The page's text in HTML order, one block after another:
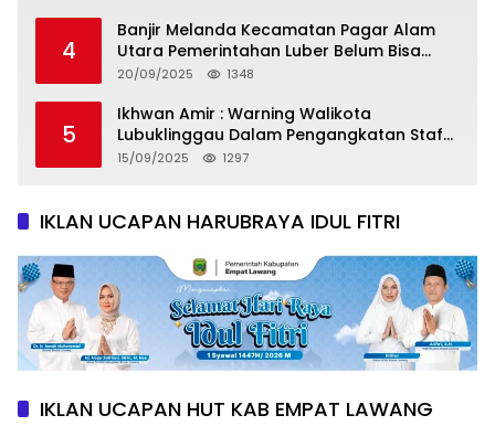
4
Banjir Melanda Kecamatan Pagar Alam
Utara Pemerintahan Luber Belum Bisa
Mengatasi Banjir
20/09/2025 1348
5
Ikhwan Amir : Warning Walikota
Lubuklinggau Dalam Pengangkatan Staf
Khusus
15/09/2025 1297
IKLAN UCAPAN HARUBRAYA IDUL FITRI
IKLAN UCAPAN HUT KAB EMPAT LAWANG